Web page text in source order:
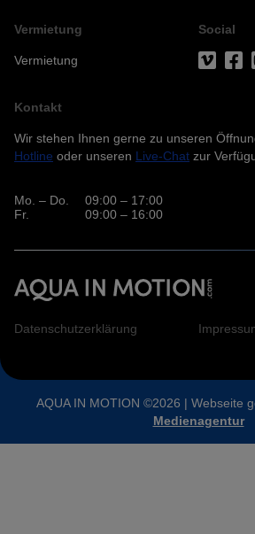
Vermietung
Vermietung
Social
Kontakt
Wir stehen Ihnen gerne zu unseren
Hotline oder unseren Live-Chat zur
Mo. – Do.
09:00 – 17:00
Fr.
09:00 – 16:00
Datenschutzerklärung
AQUA IN MOTION ©2026 | Webseite
Medienagentur